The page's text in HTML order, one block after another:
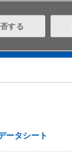
ータシート
する